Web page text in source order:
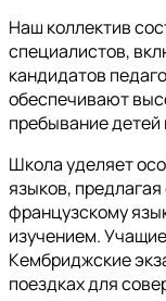
Наш коллектив
специалистов,
кандидатов
обеспечивают
пребывание детей
Школа уделяет
языков,
французскому
изучением.
Кембриджские
поездках для